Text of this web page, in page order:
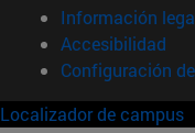
Información
Accesibilidad
Configuración
Localizador de campus